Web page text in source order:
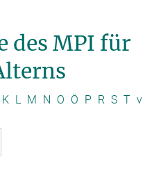
des MPI für
K L M N O Ö P R S T v